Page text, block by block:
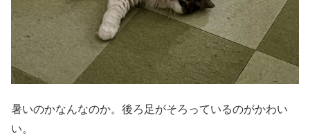
暑いのかなんなのか。後ろ足がそろっているのがかわい
い。